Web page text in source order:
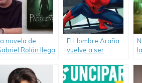
novela de
Rolón llega
El Hombre Araña
vuelve a ser